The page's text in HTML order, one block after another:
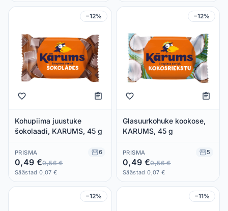
−12%
Kohupiima juustuke
šokolaadi, KARUMS, 45 g
PRISMA 6
0,49 €0,56 €
Säästad 0,07 €
−12%
Glasuurkohuke kookose,
KARUMS, 45 g
PRISMA 5
0,49 €0,56 €
Säästad 0,07 €
−12% −11%